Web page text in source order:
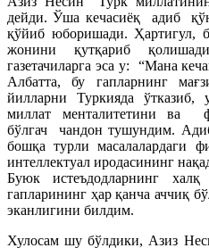
дейди. Ўша кечасиёқ адиб
қўйиб юборишади. Ҳартигул,
жонини қутқариб
газетачиларга эса у: “Мана
Албатта, бу гапларнинг
йилларни Туркияда
миллат менталитетини ва
бўлгач чандон тушундим.
бошқа турли масалалардаги
интеллектуал иродасининг
Буюк истеъдодларнинг
гапларининг ҳар қанча аччиқ
эканлигини билдим.
Хулосам шу бўлдики, Азиз